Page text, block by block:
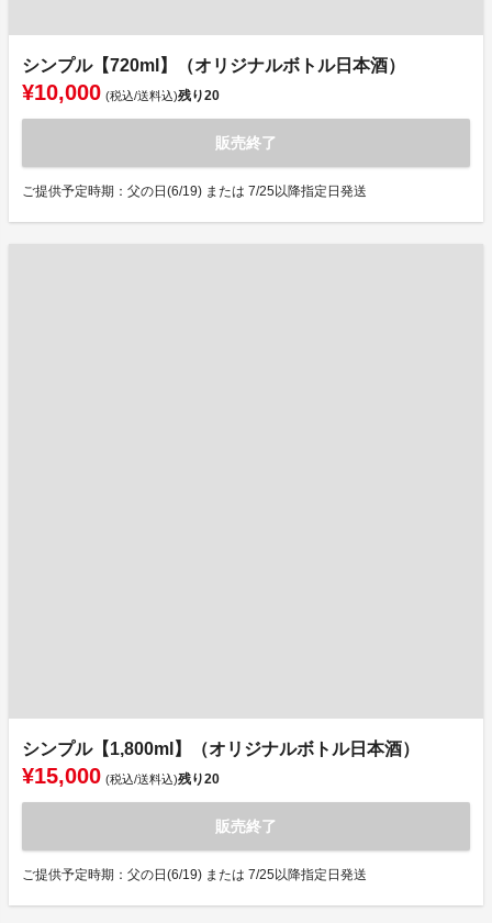
シンプル【720ml】（オリジナルボトル日本酒）
¥10,000 (税込/送料込)残り20
販売終了
ご提供予定時期：父の日(6/19) または 7/25以降指定日発送
シンプル【1,800ml】（オリジナルボトル日本酒）
¥15,000 (税込/送料込)残り20
販売終了
ご提供予定時期：父の日(6/19) または 7/25以降指定日発送